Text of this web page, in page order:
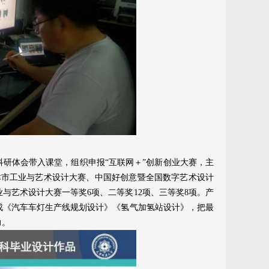
体会带入课堂，组织申报“互联网＋”创新创业大赛，主
工业与艺术设计大赛、中国好创意暨全国数字艺术设计
艺术设计大赛一等奖6项、二等奖12项、三等奖8项。产
汽车车灯生产线规划设计》《氢气加氢站设计》，把最